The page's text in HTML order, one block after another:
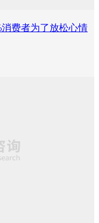
费者为了放松心情